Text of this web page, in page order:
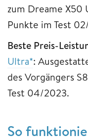
zum Dreame
Punkte im Test
Beste Preis-
Ultra*:
des Vorgängers
Test 04/2023.
So